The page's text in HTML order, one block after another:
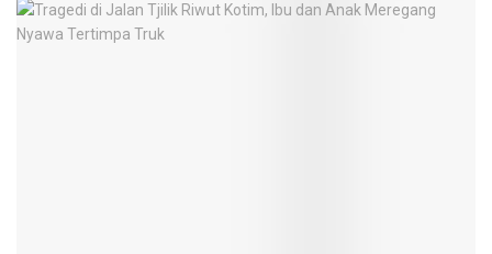
Kegiatan kemudian dilanjutkan dengan penandatanganan